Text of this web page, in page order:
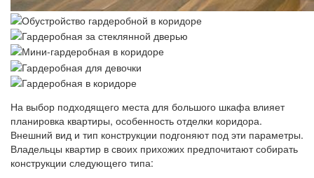
На выбор подходящего места для большого шкафа влияет
планировка квартиры, особенность отделки коридора.
Внешний вид и тип конструкции подгоняют под эти параметры.
Владельцы квартир в своих прихожих предпочитают собирать
конструкции следующего типа: